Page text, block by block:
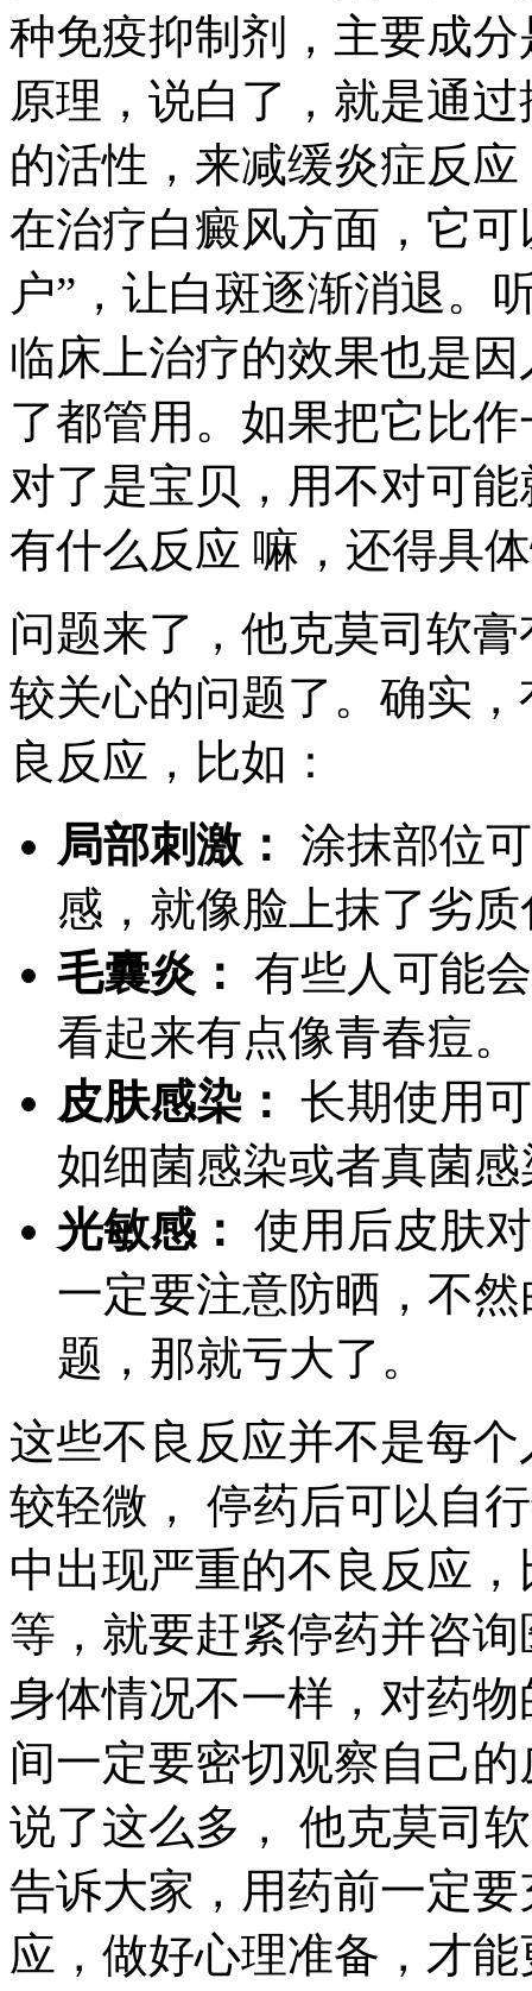
种免疫抑制剂，主要成
原理，说白了，就是通
的活性，来减缓炎症反
在治疗白癜风方面，它
户”，让白斑逐渐消退。
临床上治疗的效果也是
了都管用。如果把它比
对了是宝贝，用不对可
有什么反应 嘛，还得具
问题来了，他克莫司软
较关心的问题了。确实
良反应，比如：
局部刺激： 涂抹部位
感，就像脸上抹了劣
毛囊炎： 有些人可能
看起来有点像青春痘。
皮肤感染： 长期使用
如细菌感染或者真菌感
光敏感： 使用后皮肤
一定要注意防晒，不
题，那就亏大了。
这些不良反应并不是每
较轻微， 停药后可以自
中出现严重的不良反应
等，就要赶紧停药并咨
身体情况不一样，对药
间一定要密切观察自己
说了这么多， 他克莫司
告诉大家，用药前一定
应，做好心理准备，才